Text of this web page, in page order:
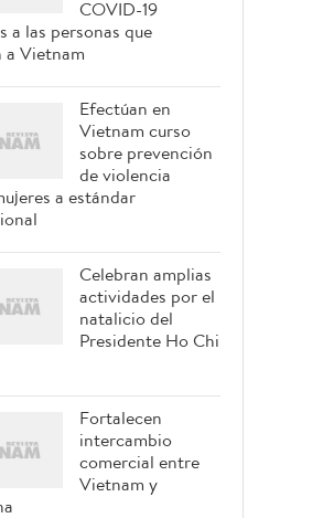
COVID-19
a las personas que
a Vietnam
Efectúan en
Vietnam curso
sobre prevención
de violencia
a estándar
Celebran amplias
actividades por el
natalicio del
Presidente Ho Chi
Fortalecen
intercambio
comercial entre
Vietnam y